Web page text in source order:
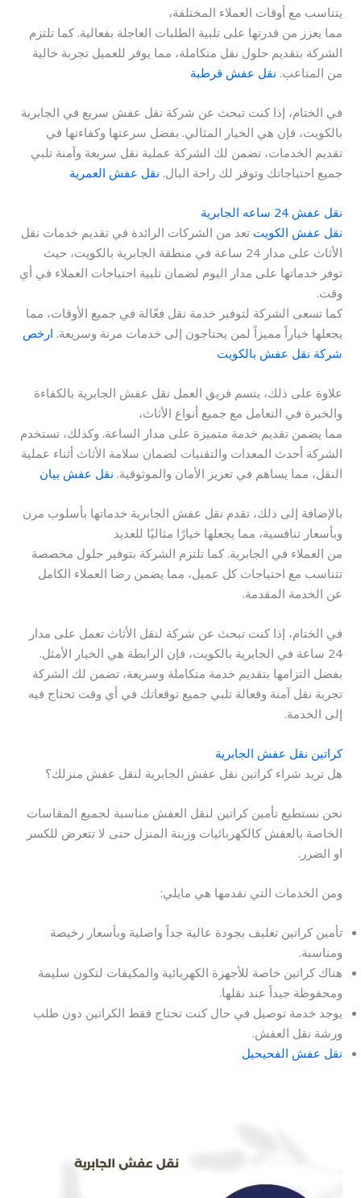
يتناسب مع أوقات العملاء المختلفة،
مما يعزز من قدرتها على تلبية الطلبات العاجلة بفعالية. كما تلتزم
الشركة بتقديم حلول نقل متكاملة، مما يوفر للعميل تجربة خالية
من المتاعب. نقل عفش قرطبة
في الختام، إذا كنت تبحث عن شركة نقل عفش سريع في الجابرية
بالكويت، فإن هي الخيار المثالي. بفضل سرعتها وكفاءتها في
تقديم الخدمات، تضمن لك الشركة عملية نقل سريعة وآمنة تلبي
جميع احتياجاتك وتوفر لك راحة البال. نقل عفش العمرية
نقل عفش 24 ساعه الجابرية
نقل عفش الكويت تعد من الشركات الرائدة في تقديم خدمات نقل
الأثاث على مدار 24 ساعة في منطقة الجابرية بالكويت، حيث
توفر خدماتها على مدار اليوم لضمان تلبية احتياجات العملاء في أي
وقت.
كما تسعى الشركة لتوفير خدمة نقل فعّالة في جميع الأوقات، مما
يجعلها خياراً مميزاً لمن يحتاجون إلى خدمات مرنة وسريعة. ارخص
شركة نقل عفش بالكويت
علاوة على ذلك، يتسم فريق العمل نقل عفش الجابرية بالكفاءة
والخبرة في التعامل مع جميع أنواع الأثاث،
مما يضمن تقديم خدمة متميزة على مدار الساعة. وكذلك، تستخدم
الشركة أحدث المعدات والتقنيات لضمان سلامة الأثاث أثناء عملية
النقل، مما يساهم في تعزيز الأمان والموثوقية. نقل عفش بيان
بالإضافة إلى ذلك، تقدم نقل عفش الجابرية خدماتها بأسلوب مرن
وبأسعار تنافسية، مما يجعلها خيارًا مثاليًا للعديد
من العملاء في الجابرية. كما تلتزم الشركة بتوفير حلول مخصصة
تتناسب مع احتياجات كل عميل، مما يضمن رضا العملاء الكامل
عن الخدمة المقدمة.
في الختام، إذا كنت تبحث عن شركة لنقل الأثاث تعمل على مدار
24 ساعة في الجابرية بالكويت، فإن الرابطة هي الخيار الأمثل.
بفضل التزامها بتقديم خدمة متكاملة وسريعة، تضمن لك الشركة
تجربة نقل آمنة وفعالة تلبي جميع توقعاتك في أي وقت تحتاج فيه
إلى الخدمة.
كراتين نقل عفش الجابرية
هل تريد شراء كراتين نقل عفش الجابرية لنقل عفش منزلك؟
نحن نستطيع تأمين كراتين لنقل العفش مناسبة لجميع المقاسات
الخاصة بالعفش كالكهربائيات وزينة المنزل حتى لا تتعرض للكسر
او الضرر.
ومن الخدمات التي نقدمها هي مايلي:
تأمين كراتين تغليف بجودة عالية جداً واصلية وبأسعار رخيصة
ومناسبة.
هناك كراتين خاصة للأجهزة الكهربائية والمكيفات لتكون سليمة
ومحفوظة جيداً عند نقلها.
يوجد خدمة توصيل في حال كنت تحتاج فقط الكراتين دون طلب
ورشة نقل العفش.
نقل عفش الفحيحيل